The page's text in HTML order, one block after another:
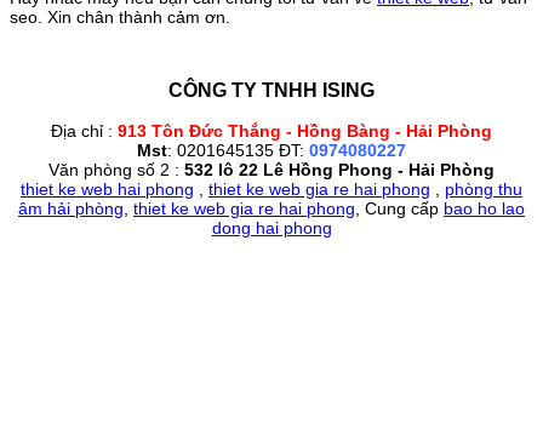
seo. Xin chân thành cảm ơn.
CÔNG TY TNHH ISING
Địa chỉ : 913 Tôn Đức Thắng - Hồng Bàng - Hải Phòng
Mst: 0201645135 ĐT: 0974080227
Văn phòng số 2 : 532 lô 22 Lê Hồng Phong - Hải Phòng
thiet ke web hai phong
thiet ke web gia re hai phong
phòng thu
âm hải phòng thiet ke web gia re hai phong , Cung cấp bao ho lao
dong hai phong